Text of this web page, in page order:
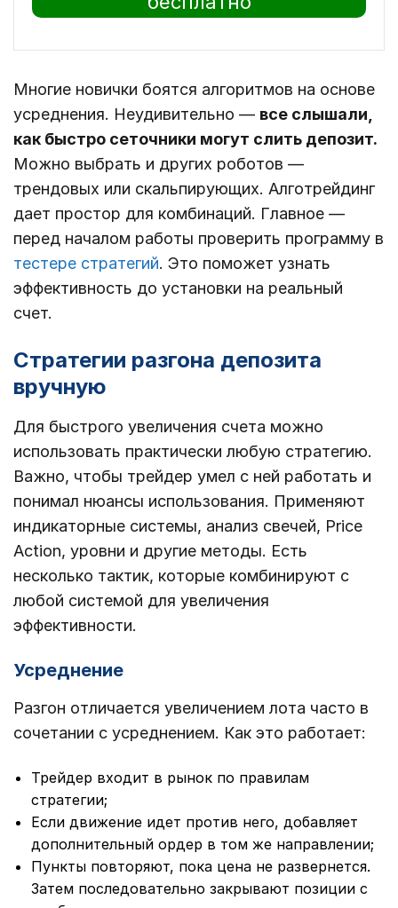
Многие новички боятся алгоритмов на основе
усреднения. Неудивительно ― все слышали,
как быстро сеточники могут слить депозит.
Можно выбрать и других роботов ―
трендовых или скальпирующих. Алготрейдинг
дает простор для комбинаций. Главное ―
перед началом работы проверить программу в
тестере стратегий. Это поможет узнать
эффективность до установки на реальный
счет.
Стратегии разгона депозита
вручную
Для быстрого увеличения счета можно
использовать практически любую стратегию.
Важно, чтобы трейдер умел с ней работать и
понимал нюансы использования. Применяют
индикаторные системы, анализ свечей, Price
Action, уровни и другие методы. Есть
несколько тактик, которые комбинируют с
любой системой для увеличения
эффективности.
Усреднение
Разгон отличается увеличением лота часто в
сочетании с усреднением. Как это работает:
Трейдер входит в рынок по правилам
стратегии;
Если движение идет против него, добавляет
дополнительный ордер в том же направлении;
Пункты повторяют, пока цена не развернется.
Затем последовательно закрывают позиции с